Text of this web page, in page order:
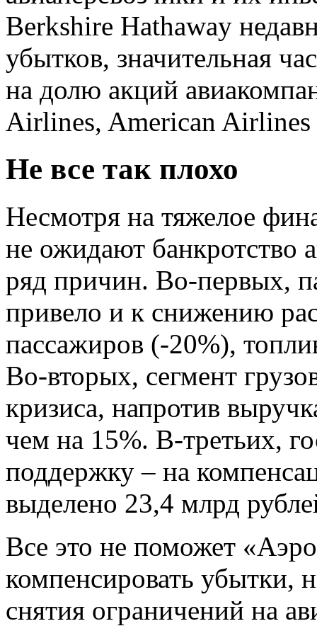
Berkshire Hathaway
убытков, значительная
на долю акций
Airlines, American
Не все так плохо
Несмотря на тяжелое
не ожидают банкротство
ряд причин. Во-первых,
привело и к снижению
пассажиров (-20%),
Во-вторых, сегмент
кризиса, напротив
чем на 15%. В-третьих,
поддержку – на
выделено 23,4 млрд
Все это не поможет
компенсировать убытки,
снятия ограничений на